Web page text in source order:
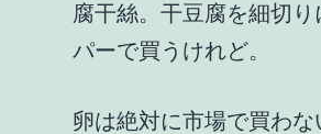
腐干絲。干豆腐を細切
パーで買うけれど。
卵は絶対に市場で買わ